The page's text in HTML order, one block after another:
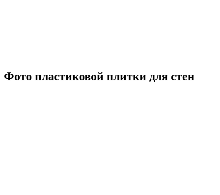
Фото пластиковой плитки для стен